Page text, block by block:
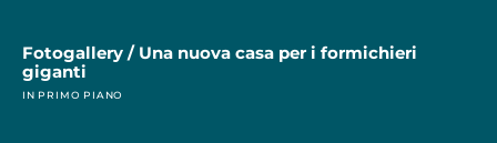
Fotogallery / Una nuova casa per i formichieri
giganti
IN PRIMO PIANO